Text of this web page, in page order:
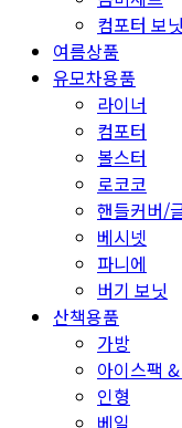
컴포터 보
여름상품
유모차용품
라이너
컴포터
볼스터
로코코
핸들커버/
베시넷
파니에
버기 보닛
산책용품
가방
아이스팩
인형
베일